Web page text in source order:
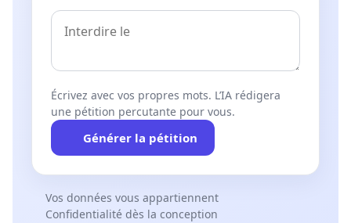
Écrivez avec vos propres mots. L’IA rédigera
une pétition percutante pour vous.
Générer la pétition
Vos données vous appartiennent
Confidentialité dès la conception